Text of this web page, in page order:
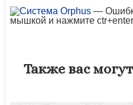
—
мышкой и нажмите
Также вас